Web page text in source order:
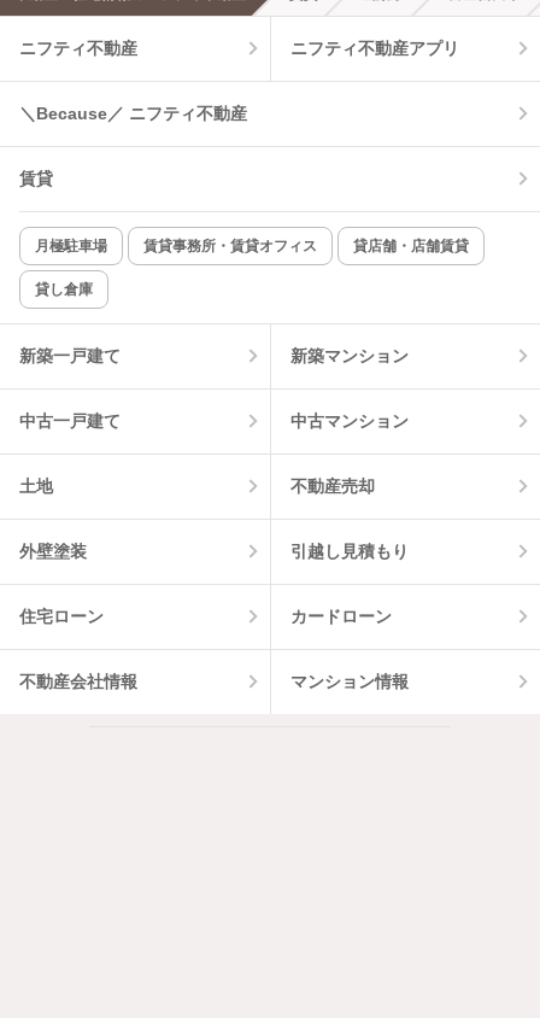
ニフティ不動産 ニフティ不動産アプリ
＼Because／ ニフティ不動産
賃貸
月極駐車場 賃貸事務所・賃貸オフィス 貸店舗・店舗賃貸
貸し倉庫
新築一戸建て 新築マンション
中古一戸建て 中古マンション
土地 不動産売却
外壁塗装 引越し見積もり
住宅ローン カードローン
不動産会社情報 マンション情報